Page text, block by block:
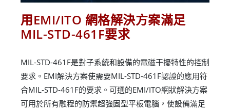
用EMI/ITO 網格解決方案滿足
MIL-STD-461F要求
MIL-STD-461F是對子系統和設備的電磁干擾特性的控制
要求。EMI解決方案使需要MIL-STD-461F認證的應用符
合MIL-STD-461F的要求。可選的EMI/ITO網狀解決方案
可用於所有融程的防禦超強固型平板電腦，使設備滿足